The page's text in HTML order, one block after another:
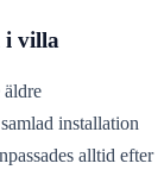
i villa
installation
alltid efter